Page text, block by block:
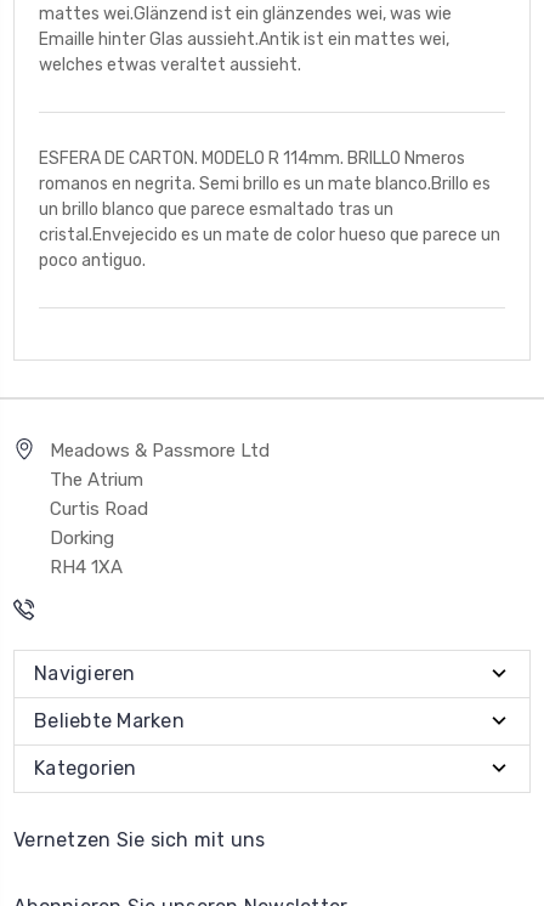
mattes wei.Glänzend ist ein glänzendes wei, was wie
Emaille hinter Glas aussieht.Antik ist ein mattes wei,
welches etwas veraltet aussieht.
ESFERA DE CARTON. MODELO R 114mm. BRILLO Nmeros
romanos en negrita. Semi brillo es un mate blanco.Brillo es
un brillo blanco que parece esmaltado tras un
cristal.Envejecido es un mate de color hueso que parece un
poco antiguo.
Meadows & Passmore Ltd
The Atrium
Curtis Road
Dorking
RH4 1XA
Navigieren
Beliebte Marken
Kategorien
Vernetzen Sie sich mit uns